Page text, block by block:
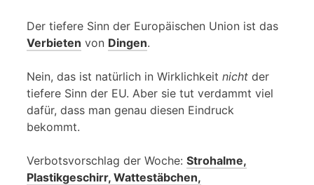
Der tiefere Sinn der Europäischen Union ist das
Verbieten von Dingen.
Nein, das ist natürlich in Wirklichkeit nicht der
tiefere Sinn der EU. Aber sie tut verdammt viel
dafür, dass man genau diesen Eindruck
bekommt.
Verbotsvorschlag der Woche: Strohalme,
Plastikgeschirr, Wattestäbchen,